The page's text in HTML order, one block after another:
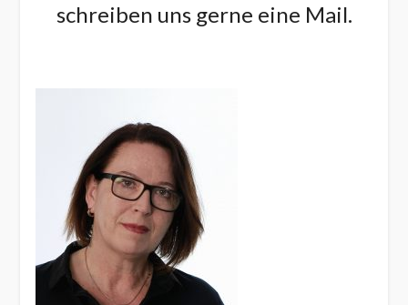
schreiben uns gerne eine Mail.